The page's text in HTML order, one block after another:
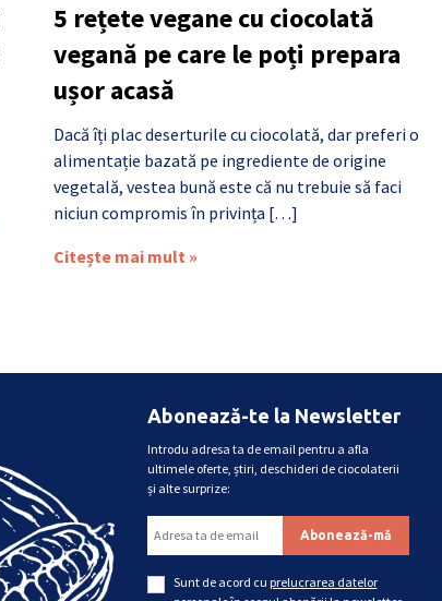
5 rețete vegane cu ciocolată
vegană pe care le poți prepara
ușor acasă
Dacă îți plac deserturile cu ciocolată, dar preferi o
alimentație bazată pe ingrediente de origine
vegetală, vestea bună este că nu trebuie să faci
niciun compromis în privința […]
Citește mai mult »
Abonează-te la Newsletter
Introdu adresa ta de email pentru a afla
ultimele oferte, știri, deschideri de ciocolaterii
și alte surprize:
Sunt de acord cu prelucrarea datelor